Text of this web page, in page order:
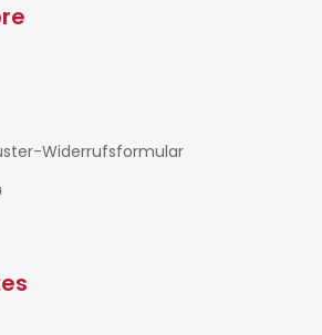
Widerrufsformular